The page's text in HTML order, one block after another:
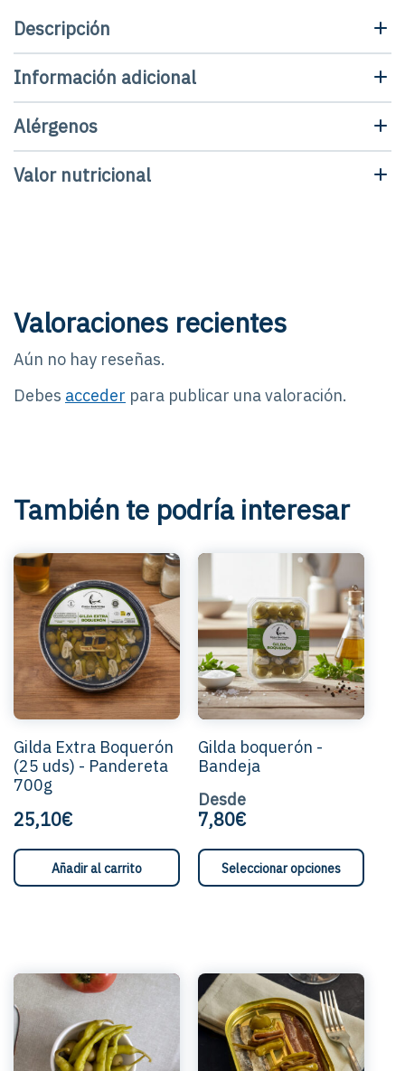
cantidad
Descripción
Información adicional
Alérgenos
Valor nutricional
Valoraciones recientes
Aún no hay reseñas.
Debes acceder para publicar una valoración.
También te podría interesar
Gilda Extra Boquerón
(25 uds) - Pandereta
700g
25,10€
Añadir al carrito
Este
tiene
Las
se
Gilda boquerón -
Bandeja
Desde
7,80€
Seleccionar opcionesEste
pueden
elegir
en